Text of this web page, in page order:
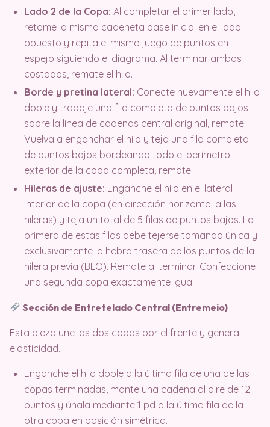
Lado 2 de la Copa: Al completar el primer lado,
retome la misma cadeneta base inicial en el lado
opuesto y repita el mismo juego de puntos en
espejo siguiendo el diagrama. Al terminar ambos
costados, remate el hilo.
Borde y pretina lateral: Conecte nuevamente el hilo
doble y trabaje una fila completa de puntos bajos
sobre la línea de cadenas central original, remate.
Vuelva a enganchar el hilo y teja una fila completa
de puntos bajos bordeando todo el perímetro
exterior de la copa completa, remate.
Hileras de ajuste: Enganche el hilo en el lateral
interior de la copa (en dirección horizontal a las
hileras) y teja un total de 5 filas de puntos bajos. La
primera de estas filas debe tejerse tomando única y
exclusivamente la hebra trasera de los puntos de la
hilera previa (BLO). Remate al terminar. Confeccione
una segunda copa exactamente igual.
Sección de Entretelado Central (Entremeio)
Esta pieza une las dos copas por el frente y genera
elasticidad.
Enganche el hilo doble a la última fila de una de las
copas terminadas, monte una cadena al aire de 12
puntos y únala mediante 1 pd a la última fila de la
otra copa en posición simétrica.